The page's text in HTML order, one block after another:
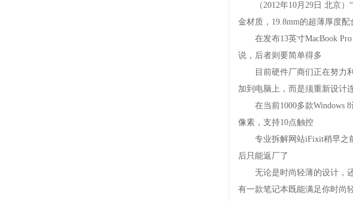
（2012年10月29日北京）“
金材质，19.8mm的超薄厚度
在发布13英寸
说，后者则要简单得多
目前硬件厂商们正在努力利
加到电脑上，而是须重新设计
在当前1000多款Windows8
像素，支持10点触控
专业拆解网站iFixit稍早之前
后只能返厂了
无论是时尚轻薄的设计，还
有一款笔记本既能满足你时尚